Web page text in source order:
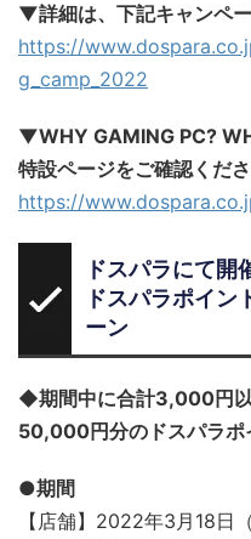
▼詳細は、下記キャンペ
https://
g_camp_2022
▼WHY GAMING PC?
特設ページをご確認くださ
https://
ドスパラにて
ドスパラポイン
ーン
◆期間中に合計3,000円
50,000円分のドスパラポ
●期間
【店舗】2022年3月18日